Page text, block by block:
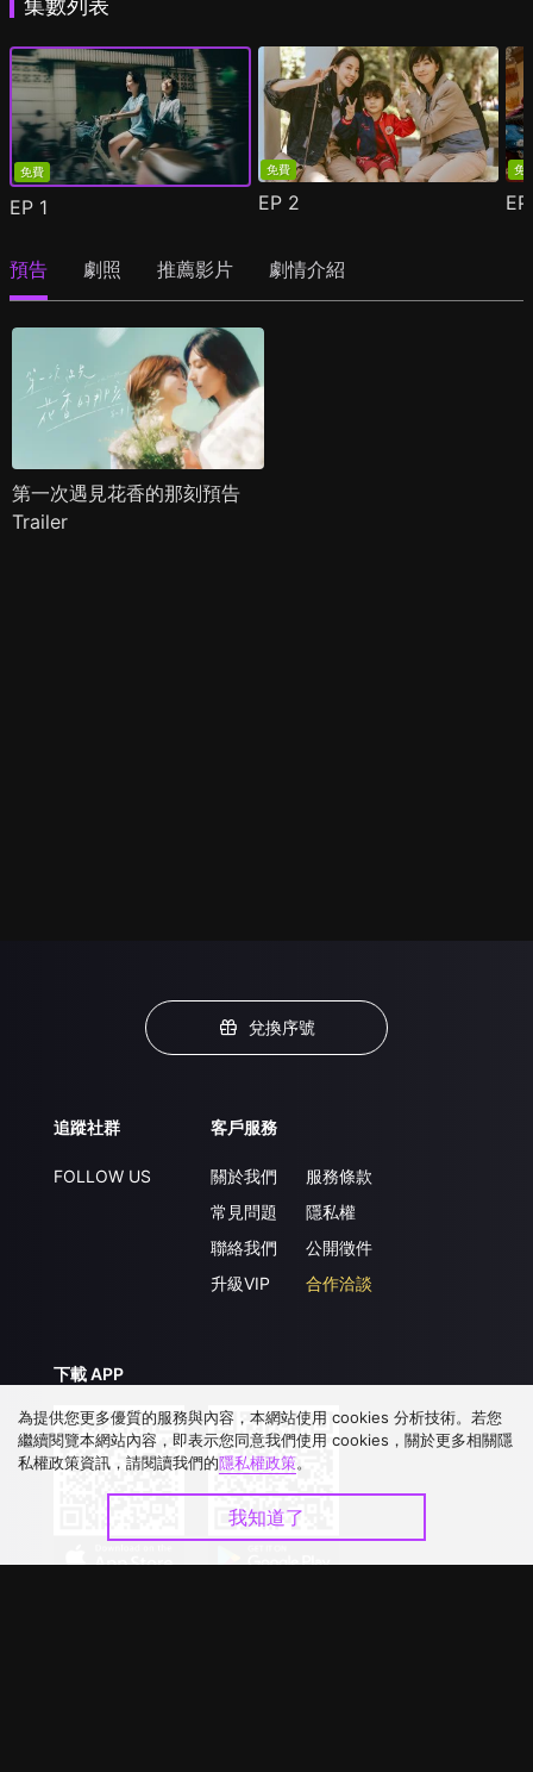
集數列表
免費
EP 1
免費
EP 2
免
預告 劇照 推薦影片 劇情介紹
第一次遇見花香的那刻預告
Trailer
兌換序號
追蹤社群
FOLLOW US
客戶服務
關於我們
常見問題
聯絡我們
升級VIP
服務條款
隱私權
公開徵件
合作洽談
下載 APP
為提供您更多優質的服務與內容，本網站使用 cookies 分析技術。若您
繼續閱覽本網站內容，即表示您同意我們使用 cookies，關於更多相關隱
私權政策資訊，請閱讀我們的隱私權政策。
我知道了